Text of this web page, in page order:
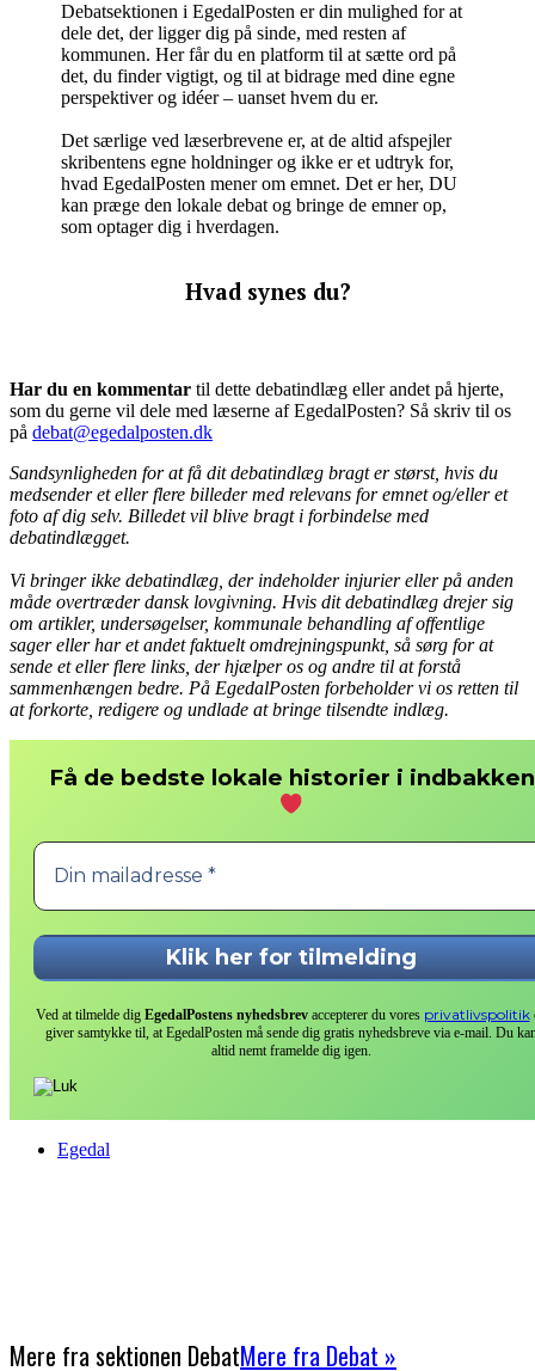
Debatsektionen i EgedalPosten er din mulighed for at
dele det, der ligger dig på sinde, med resten af
kommunen. Her får du en platform til at sætte ord på
det, du finder vigtigt, og til at bidrage med dine egne
perspektiver og idéer – uanset hvem du er.
Det særlige ved læserbrevene er, at de altid afspejler
skribentens egne holdninger og ikke er et udtryk for,
hvad EgedalPosten mener om emnet. Det er her, DU
kan præge den lokale debat og bringe de emner op,
som optager dig i hverdagen.
Hvad synes du?
Har du en kommentar til dette debatindlæg eller andet på hjerte,
som du gerne vil dele med læserne af EgedalPosten? Så skriv til os
på debat@egedalposten.dk
Sandsynligheden for at få dit debatindlæg bragt er størst, hvis du
medsender et eller flere billeder med relevans for emnet og/eller et
foto af dig selv. Billedet vil blive bragt i forbindelse med
debatindlægget.
Vi bringer ikke debatindlæg, der indeholder injurier eller på anden
måde overtræder dansk lovgivning. Hvis dit debatindlæg drejer sig
om artikler, undersøgelser, kommunale behandling af offentlige
sager eller har et andet faktuelt omdrejningspunkt, så sørg for at
sende et eller flere links, der hjælper os og andre til at forstå
sammenhængen bedre. På EgedalPosten forbeholder vi os retten til
at forkorte, redigere og undlade at bringe tilsendte indlæg.
Få de bedste lokale historier i indbakken
Ved at tilmelde dig EgedalPostens nyhedsbrevaccepterer du vores privatlivspolitik
giver samtykke til, at EgedalPosten må sende dig gratis nyhedsbreve via e-mail. Du
altid nemt framelde dig igen.
Egedal
Mere fra sektionen DebatMere fra Debat »